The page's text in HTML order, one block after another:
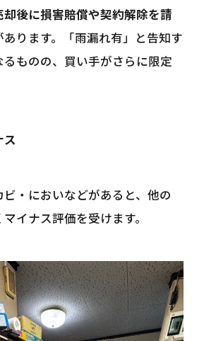
却後に損害賠償や契約解除を請
あります。「雨漏れ有」と告知す
ものの、買い手がさらに限定
ス
・においなどがあると、他の
イナス評価を受けます。